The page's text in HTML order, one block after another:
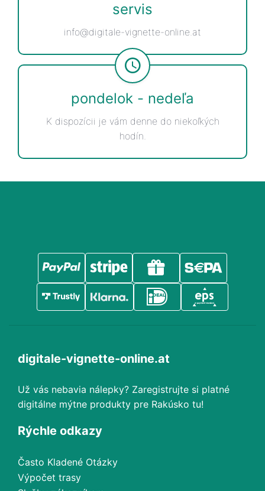
servis
info@digitale-vignette-online.at
pondelok - nedeľa
K dispozícii je vám denne do niekoľkých
hodín.
digitale-vignette-online.at
Už vás nebavia nálepky? Zaregistrujte si platné
digitálne mýtne produkty pre Rakúsko tu!
Rýchle odkazy
Často Kladené Otázky
Výpočet trasy